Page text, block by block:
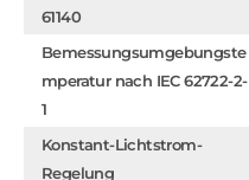
61140
Bemessungsumgebungste
mperatur nach IEC 62722-2-
1
Konstant-Lichtstrom-
Regelung